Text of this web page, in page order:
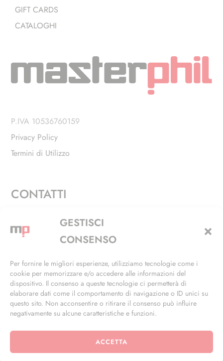
GESTISCI
CONSENSO
Per fornire le migliori esperienze, utilizziamo tecnologie come i
cookie per memorizzare e/o accedere alle informazioni del
dispositivo. Il consenso a queste tecnologie ci permetterà di
elaborare dati come il comportamento di navigazione o ID unici su
questo sito. Non acconsentire o ritirare il consenso può influire
negativamente su alcune caratteristiche e funzioni.
ACCETTA
GIFT CARDS
CATALOGHI
P.IVA 10536760159
Privacy Policy
Termini di Utilizzo
CONTATTI
Via Alfieri, 27 - Trezzano Sul Naviglio (MI)
+39 02 4846 3155
info@masterphil.it